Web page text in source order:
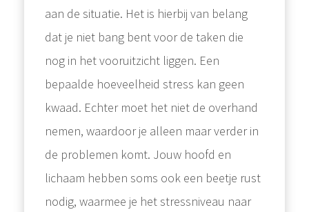
aan de situatie. Het is hierbij van belang
dat je niet bang bent voor de taken die
nog in het vooruitzicht liggen. Een
bepaalde hoeveelheid stress kan geen
kwaad. Echter moet het niet de overhand
nemen, waardoor je alleen maar verder in
de problemen komt. Jouw hoofd en
lichaam hebben soms ook een beetje rust
nodig, waarmee je het stressniveau naar